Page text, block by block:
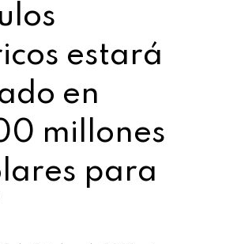
estará
en
millones
para